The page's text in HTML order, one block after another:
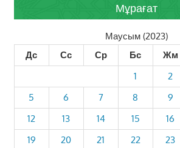
Мұрағат
Маусым (2023)
Дс
Сс Ср Бс Жм
1
2
5
6 7 8 9
12
13 14 15 16
19
20 21 22 23